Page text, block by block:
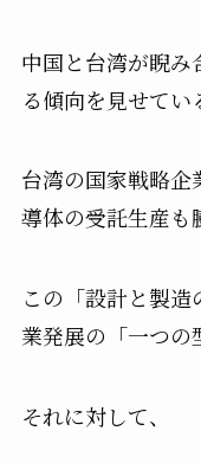
中国と台湾が睨
る傾向を見せてい
台湾の国家戦略
導体の受託生産も
この「設計と製
業発展の「一つの
それに対して、